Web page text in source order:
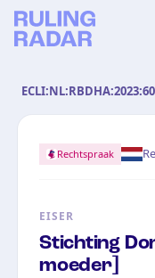
Rechtspraak
EISER
Stichting
moeder]